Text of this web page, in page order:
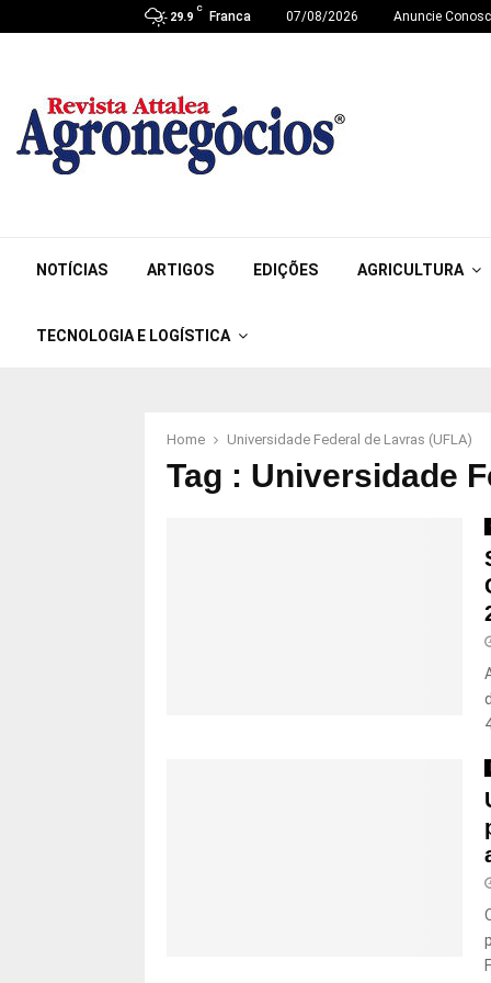
29.9
C
Franca 07/08/2026 Anuncie
NOTÍCIAS ARTIGOS EDIÇÕES AGRICULTURA
TECNOLOGIA E LOGÍSTICA
Home Universidade Federal de Lavras (UFLA)
Tag : Universidade